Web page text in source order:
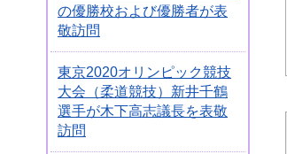
の優勝校および優勝者が表
敬訪問
東京2020オリンピック競技
大会（柔道競技）新井千鶴
選手が木下高志議長を表敬
訪問